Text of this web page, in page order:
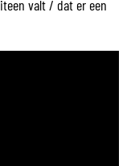
valt / dat er een